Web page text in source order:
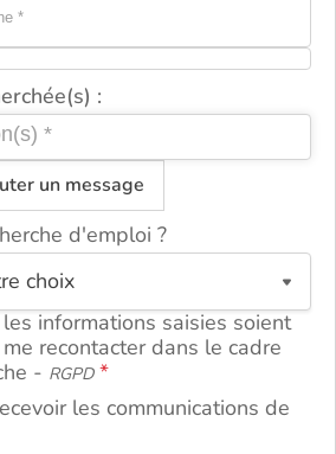
:
un message
d'emploi ?
informations saisies soient
recontacter dans le cadre
- RGPD
les communications de
ou